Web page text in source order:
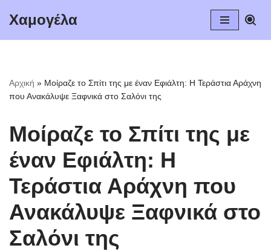
Χαμογέλα
Αρχική » Μοίραζε το Σπίτι της με έναν Εφιάλτη: Η Τεράστια Αράχνη
που Ανακάλυψε Ξαφνικά στο Σαλόνι της
Μοίραζε το Σπίτι της με
έναν Εφιάλτη: Η
Τεράστια Αράχνη που
Ανακάλυψε Ξαφνικά στο
Σαλόνι της